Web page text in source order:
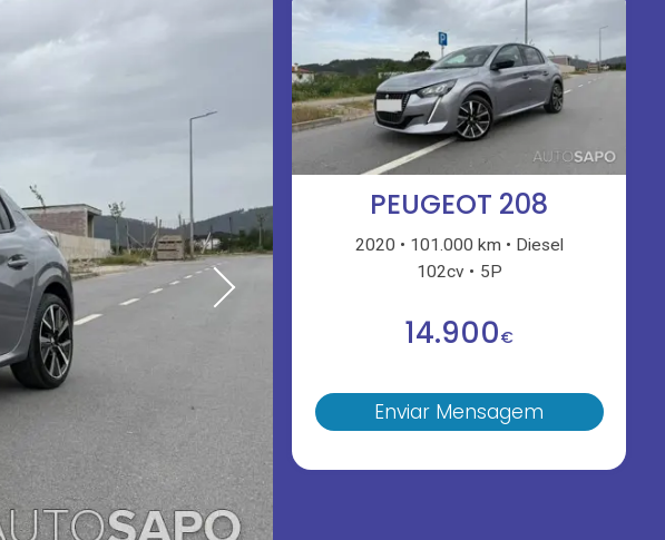
PEUGEOT 208
2020 101.000 km
Diesel
102cv
5P
14.900€
Enviar Mensagem